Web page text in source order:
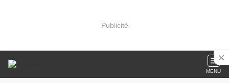
Publicité
MENU